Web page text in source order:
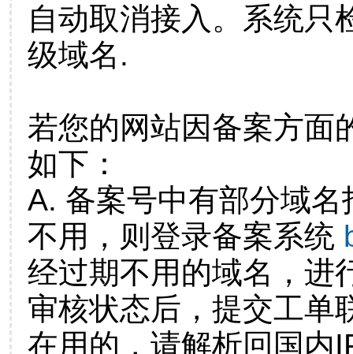
自动取消接入。系统只
级域名.
若您的网站因备案方面
如下：
A. 备案号中有部分域
不用，则登录备案系统
经过期不用的域名，进
审核状态后，提交工单
在用的，请解析回国内